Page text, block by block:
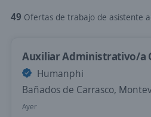
49 Ofertas de trabajo de asistente administrativo contable en
Auxiliar Administrativo/a
Humanphi
Bañados de Carrasco,
Ayer